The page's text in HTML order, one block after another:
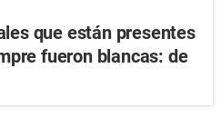
que están presentes
fueron blancas: de